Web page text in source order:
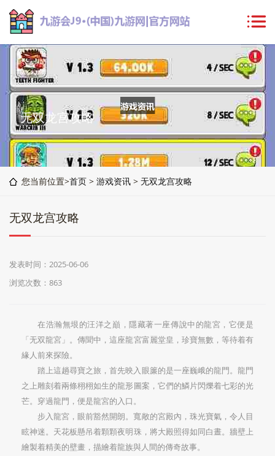
无双龙宫攻略
您当前位置>首页 > 游戏资讯 > 无双龙宫攻略
无双龙宫攻略
发表时间：2025-06-06
浏览次数：863
在浩瀚無垠的汪洋之巔，隱藏著一座傳說中的龍宮，它便是
「无双龍宮」。傳聞中，這座龍宮富麗堂皇，珍寶無數，等待着有
緣人前來探險。
踏上這趟尋寶之旅，首先映入眼簾的是一座巍峨的龍門。龍門
之上雕刻着兩條栩栩如生的龍形圖案，它們的鱗片閃爍着七彩的光
芒。穿過龍門，便是龍宮的入口。
步入龍宮，眼前豁然開朗。寬敞的宮殿內，珠光寶氣，令人目
眩神迷。天花板懸吊着顆顆夜明珠，將大殿照得如同白晝。牆壁上
繪製着精美的壁畫，描繪着龍族與人間的傳奇故事。